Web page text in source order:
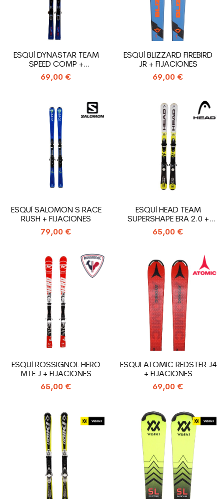
ESQUÍ DYNASTAR TEAM
SPEED COMP +
FIJACIONES
69,00 €
ESQUÍ BLIZZARD FIREBIRD
JR + FIJACIONES
69,00 €
ESQUÍ SALOMON S RACE
RUSH + FIJACIONES
79,00 €
ESQUÍ HEAD TEAM
SUPERSHAPE ERA 2.0 +
FIJACIONES
65,00 €
ESQUÍ ROSSIGNOL HERO
MTE J + FIJACIONES
65,00 €
ESQUI ATOMIC REDSTER J4
+ FIJACIONES
69,00 €